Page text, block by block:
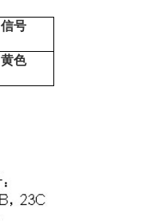
信号
黄色